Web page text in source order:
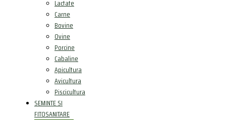
Lactate
Carne
Bovine
Ovine
Porcine
Cabaline
Apicultura
Avicultura
Piscicultura
SEMINTE SI
FITOSANITARE